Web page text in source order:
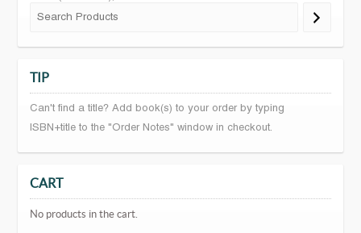
TIP
Can't find a title? Add book(s) to your order by typing
ISBN+title to the "Order Notes" window in checkout.
CART
No products in the cart.